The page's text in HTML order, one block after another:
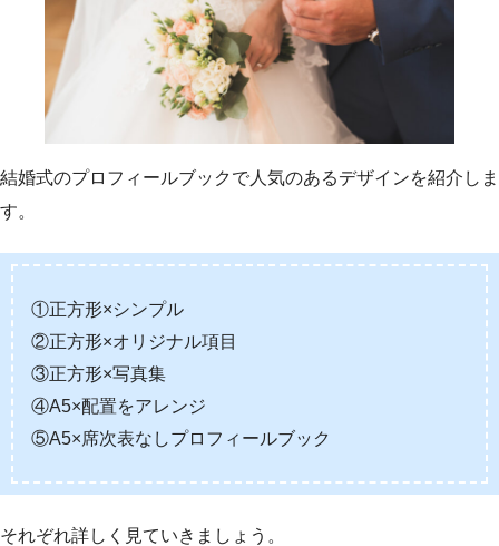
結婚式のプロフィールブックで人気のあるデザインを紹介しま
す。
①正方形×シンプル
②正方形×オリジナル項目
③正方形×写真集
④A5×配置をアレンジ
⑤A5×席次表なしプロフィールブック
それぞれ詳しく見ていきましょう。